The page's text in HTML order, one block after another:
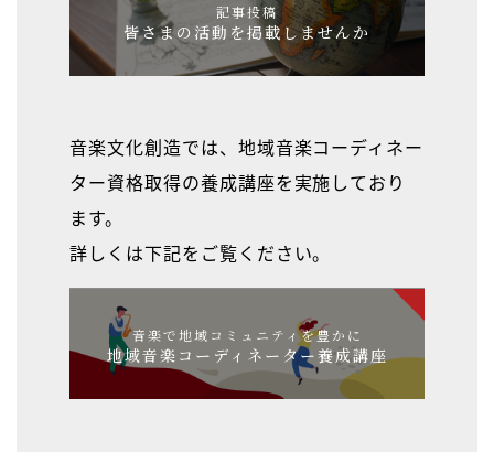
記事投稿
皆さまの活動を掲載しませんか
音楽文化創造では、地域音楽コーディネー
ター資格取得の養成講座を実施しており
ます。
詳しくは下記をご覧ください。
音楽で地域コミュニティを豊かに
地域音楽コーディネーター養成講座